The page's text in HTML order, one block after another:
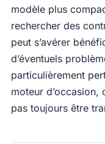
modèle plus
rechercher des
peut s’avérer
d’éventuels
particulièrement
moteur d’occasion,
pas toujours être